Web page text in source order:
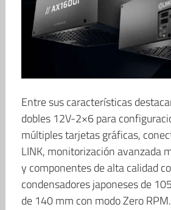
Entre sus características
dobles 12V-2×6 para
múltiples tarjetas gráficas,
LINK, monitorización avanzada
y componentes de alta calidad
condensadores japoneses de
de 140 mm con modo Zero RPM.